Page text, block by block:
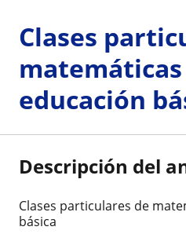
Clases
educación
Descripción del
Clases particulares de
básica